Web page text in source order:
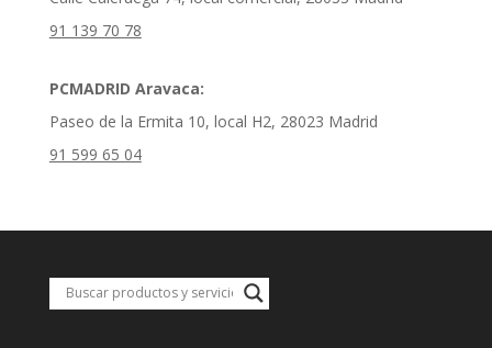
91 139 70 78
PCMADRID Aravaca:
Paseo de la Ermita 10, local H2, 28023 Madrid
91 599 65 04